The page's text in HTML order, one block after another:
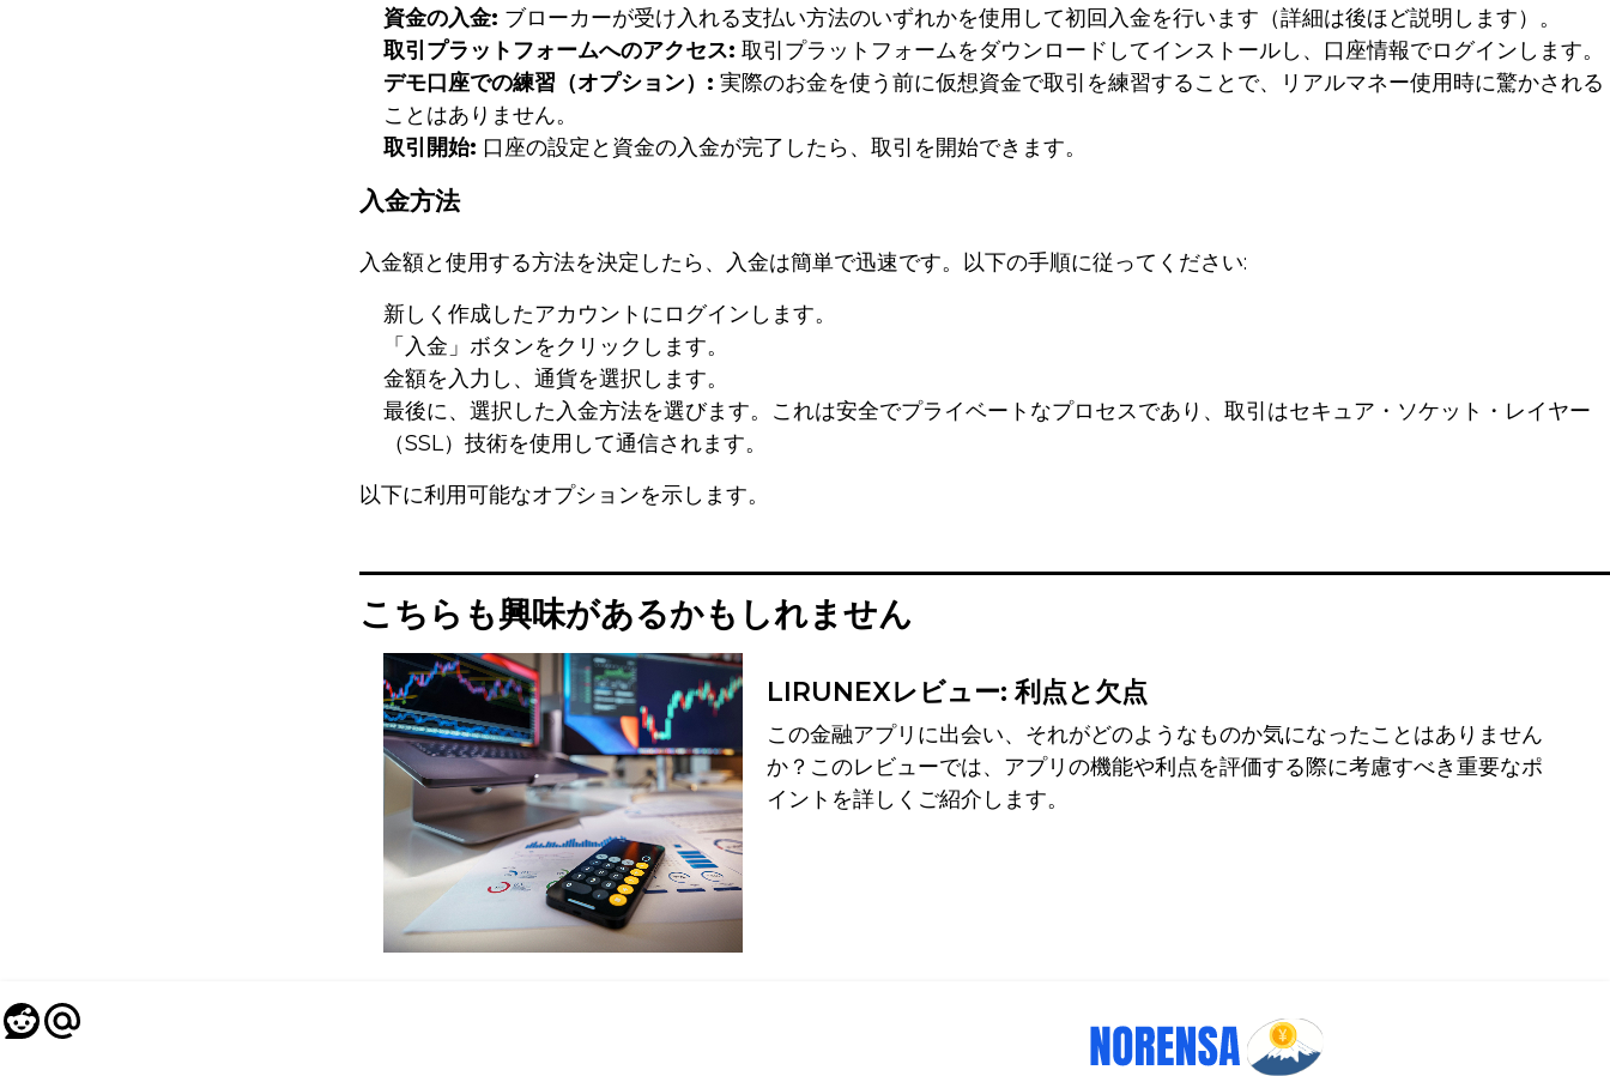
資金の入金: ブローカーが受け入れる支払い方法のいずれかを使用して初回入金を行います（詳細は後ほど説明します）。
取引プラットフォームへのアクセス: 取引プラットフォームをダウンロードしてインストールし、口座情報でログインします。
デモ口座での練習（オプション）: 実際のお金を使う前に仮想資金で取引を練習することで、リアルマネー使用時に驚かされる
ことはありません。
取引開始: 口座の設定と資金の入金が完了したら、取引を開始できます。
入金方法
入金額と使用する方法を決定したら、入金は簡単で迅速です。以下の手順に従ってください:
新しく作成したアカウントにログインします。
「入金」ボタンをクリックします。
金額を入力し、通貨を選択します。
最後に、選択した入金方法を選びます。これは安全でプライベートなプロセスであり、取引はセキュア・ソケット・レイヤー
（SSL）技術を使用して通信されます。
以下に利用可能なオプションを示します。
こちらも興味があるかもしれません
LIRUNEXレビュー: 利点と欠点
この金融アプリに出会い、それがどのようなものか気になったことはありません
か？このレビューでは、アプリの機能や利点を評価する際に考慮すべき重要なポ
イントを詳しくご紹介します。